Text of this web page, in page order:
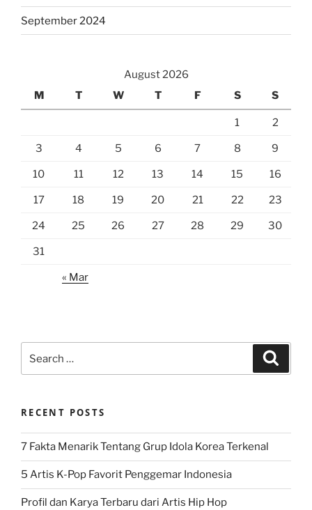
September 2024
August 2026
M
T W T F S S
1 2
3 4 5 6 7 8 9
10 11 12 13 14 15 16
17 18 19 20 21 22 23
24 25 26 27 28 29 30
31
« Mar
for:
RECENT POSTS
7 Fakta Menarik Tentang Grup Idola Korea Terkenal
5 Artis K-Pop Favorit Penggemar Indonesia
Profil dan Karya Terbaru dari Artis Hip Hop